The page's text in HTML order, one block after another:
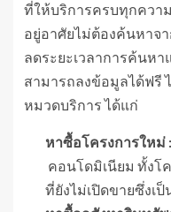
ที่ให้บริการครบทุกควา
อยู่อาศัยไม่ต้องค้นหาจ
ลดระยะเวลาการค้นหา
สามารถลงข้อมูลได้ฟรี
หมวดบริการ ได้แก่
หาซื้อโครงการใหม่ :
คอนโดมิเนียม ทั้งโ
ที่ยังไม่เปิดขายซึ่งเ